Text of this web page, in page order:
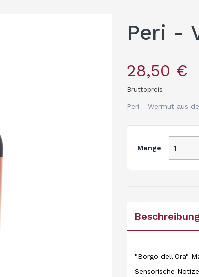
Peri -
28,50 €
Bruttopreis
Peri - Wermut aus
Menge
"Borgo dell'Ora"
Sensorische